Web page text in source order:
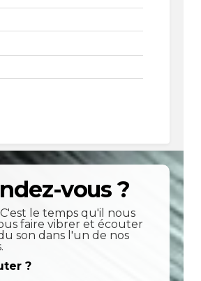
vous ?
le temps qu'il nous
faire vibrer et écouter
son dans l'un de nos
?